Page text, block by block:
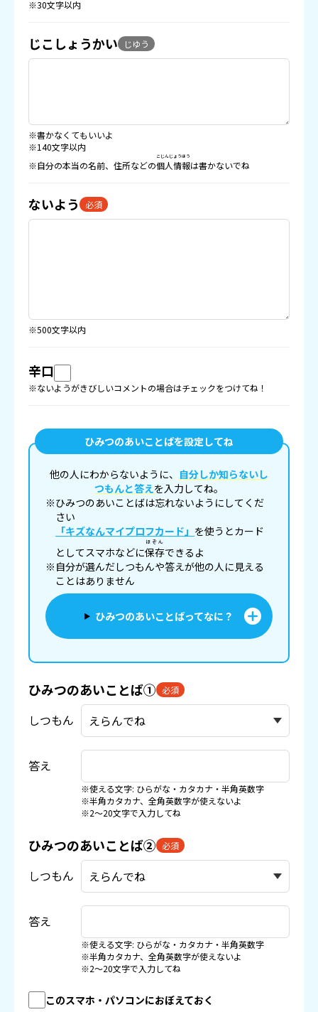
※30文字以内
じこしょうかい じゆう
※書かなくてもいいよ
※140文字以内
※自分の本当の名前、住所などの個人情報
こじんじょうほう
は書かないでね
ないよう 必須
※500文字以内
辛口
※ないようがきびしいコメントの場合はチェックをつけてね！
ひみつのあいことばを設定してね
他の人にわからないように、 自分しか知らないし
つもんと答えを入力してね。
※ひみつのあいことばは忘れないようにしてくだ
さい
「キズなんマイプロフカード」 を使うとカード
としてスマホなどに保存
ほぞん
できるよ
※自分が選んだしつもんや答えが他の人に見える
ことはありません
ひみつのあいことばってなに？
ひみつのあいことば① 必須
しつもん
答え
※使える文字: ひらがな・カタカナ・半角英数字
※半角カタカナ、全角英数字が使えないよ
※2〜20文字で入力してね
ひみつのあいことば② 必須
しつもん
答え
※使える文字: ひらがな・カタカナ・半角英数字
※半角カタカナ、全角英数字が使えないよ
※2〜20文字で入力してね
このスマホ・パソコンにおぼえておく